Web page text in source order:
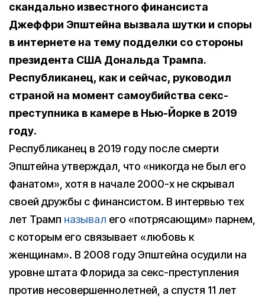
скандально известного финансиста
Джеффри Эпштейна вызвала шутки и споры
в интернете на тему подделки со стороны
президента США Дональда Трампа.
Республиканец, как и сейчас, руководил
страной на момент самоубийства секс-
преступника в камере в Нью-Йорке в 2019
году.
Республиканец в 2019 году после смерти
Эпштейна утверждал, что «никогда не был его
фанатом», хотя в начале 2000-х не скрывал
своей дружбы с финансистом. В интервью тех
лет Трамп называл его «потрясающим» парнем,
с которым его связывает «любовь к
женщинам». В 2008 году Эпштейна осудили на
уровне штата Флорида за секс-преступления
против несовершеннолетней, а спустя 11 лет